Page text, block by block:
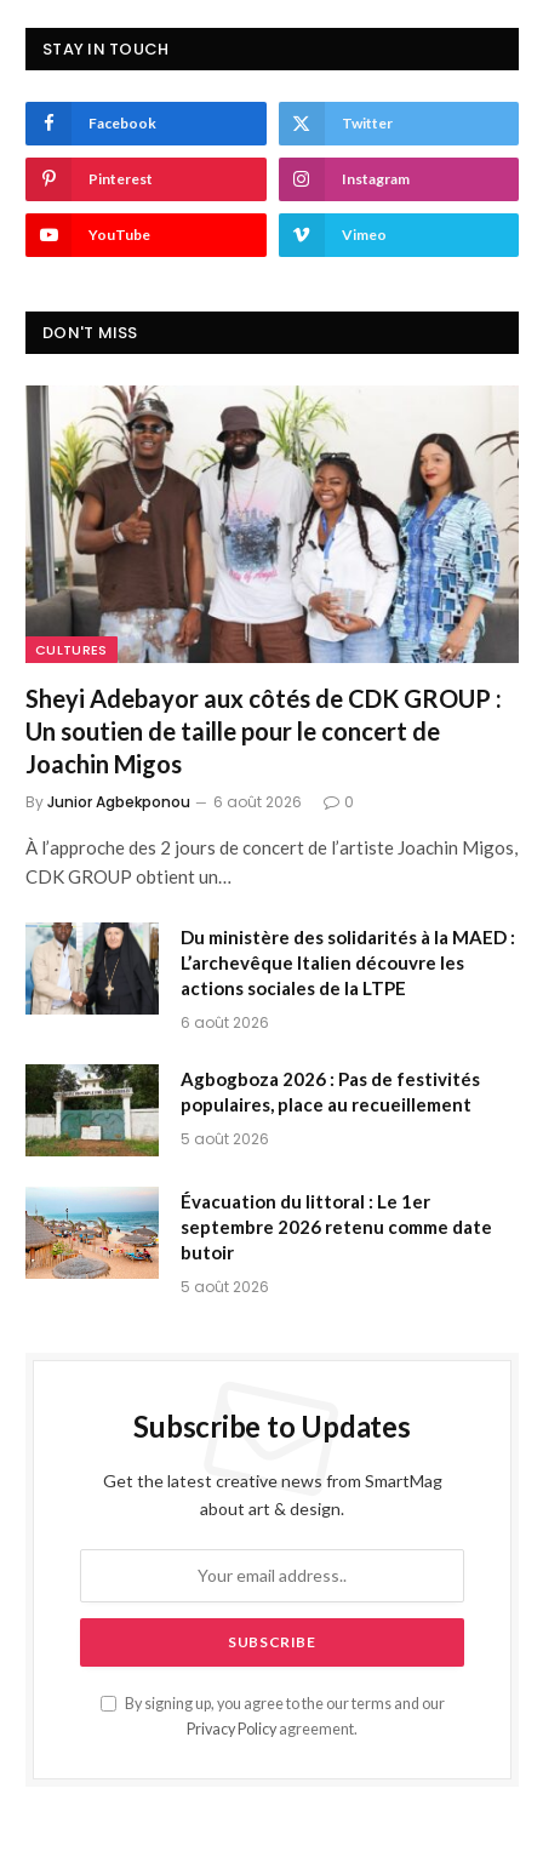
STAY IN TOUCH
Facebook Twitter
Pinterest Instagram
YouTube Vimeo
DON'T MISS
CULTURES
Sheyi Adebayor aux côtés de CDK GROUP :
Un soutien de taille pour le concert de
Joachin Migos
ByJunior Agbekponou 6 août 2026 0
À l’approche des 2 jours de concert de l’artiste Joachin Migos,
CDK GROUP obtient un…
Du ministère des solidarités à la MAED :
L’archevêque Italien découvre les
actions sociales de la LTPE
6 août 2026
Agbogboza 2026 : Pas de festivités
populaires, place au recueillement
5 août 2026
Évacuation du littoral : Le 1er
septembre 2026 retenu comme date
butoir
5 août 2026
Subscribe to Updates
Get the latest creative news from SmartMag
about art & design.
By signing up, you agree to the our terms and our
Privacy Policy agreement.